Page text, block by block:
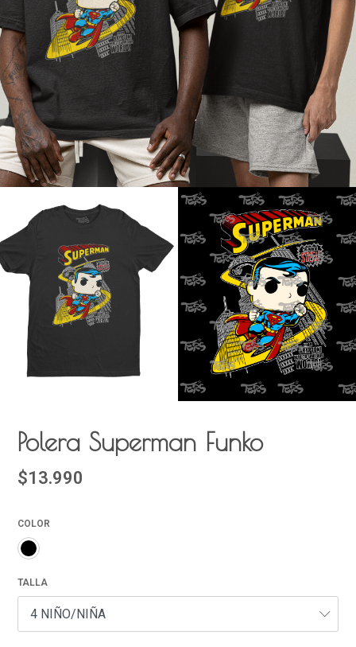
Polera Superman Funko
$13.990
COLOR
TALLA